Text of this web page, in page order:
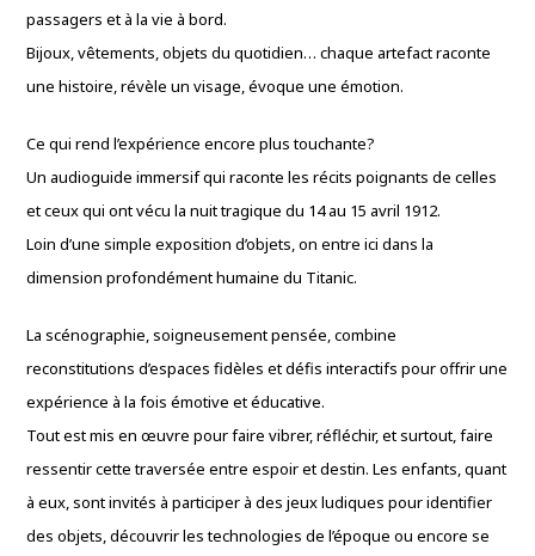
passagers et à la vie à bord.
Bijoux, vêtements, objets du quotidien… chaque artefact raconte
une histoire, révèle un visage, évoque une émotion.
Ce qui rend l’expérience encore plus touchante?
Un audioguide immersif qui raconte les récits poignants de celles
et ceux qui ont vécu la nuit tragique du 14 au 15 avril 1912.
Loin d’une simple exposition d’objets, on entre ici dans la
dimension profondément humaine du Titanic.
La scénographie, soigneusement pensée, combine
reconstitutions d’espaces fidèles et défis interactifs pour offrir une
expérience à la fois émotive et éducative.
Tout est mis en œuvre pour faire vibrer, réfléchir, et surtout, faire
ressentir cette traversée entre espoir et destin. Les enfants, quant
à eux, sont invités à participer à des jeux ludiques pour identifier
des objets, découvrir les technologies de l’époque ou encore se